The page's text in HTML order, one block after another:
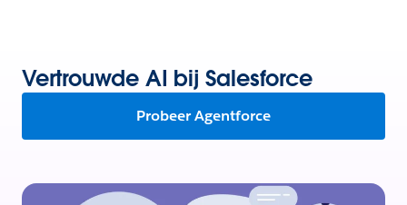
Vertrouwde AI bij Salesforce
Probeer Agentforce